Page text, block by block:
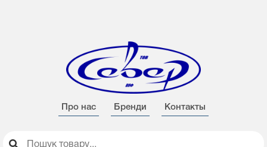
Про нас Бренди Контакты